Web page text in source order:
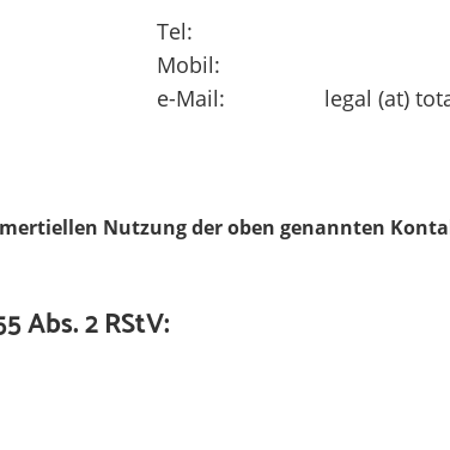
Tel:
Mobil:
e-Mail:
legal (at)
Nutzung der oben genannten
Abs. 2 RStV: